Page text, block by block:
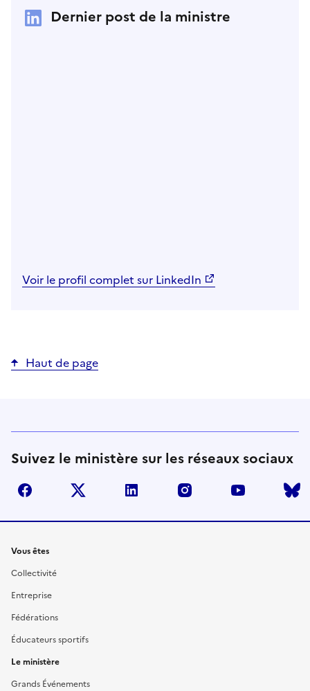
Dernier post de la ministre
Voir le profil complet sur LinkedIn
Haut de page
Suivez le ministère sur les réseaux sociaux
facebook twitter linkedin instagram youtube
Liens
Vous êtes
Collectivité
Entreprise
Fédérations
Éducateurs sportifs
Le ministère
Grands Événements